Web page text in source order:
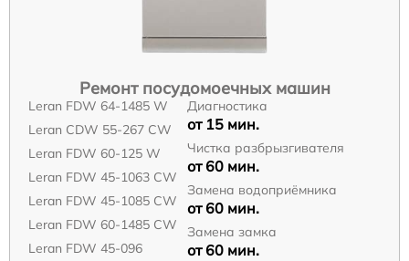
Ремонт посудомоечных машин
Leran FDW 64-1485 W
Leran CDW 55-267 CW
Leran FDW 60-125 W
Leran FDW 45-1063 CW
Leran FDW 45-1085 CW
Leran FDW 60-1485 CW
Leran FDW 45-096
Диагностика
от 15 мин.
Чистка разбрызгивателя
от 60 мин.
Замена водоприёмника
от 60 мин.
Замена замка
от 60 мин.